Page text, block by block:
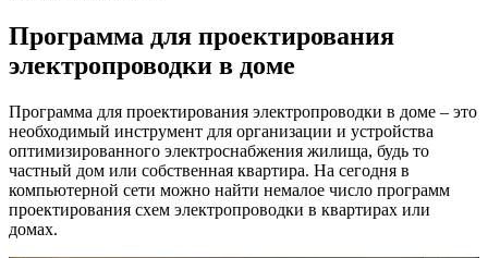
Программа для проектирования
электропроводки в доме
Программа для проектирования электропроводки в доме – это
необходимый инструмент для организации и устройства
оптимизированного электроснабжения жилища, будь то
частный дом или собственная квартира. На сегодня в
компьютерной сети можно найти немалое число программ
проектирования схем электропроводки в квартирах или
домах.